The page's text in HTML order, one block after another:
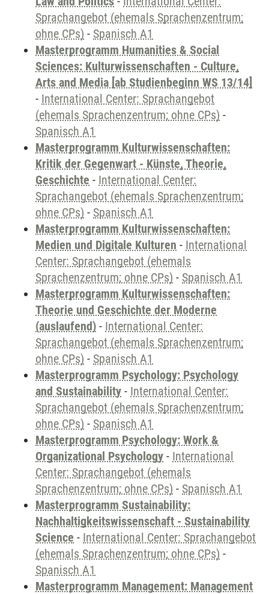
Sprachangebot (ehemals Sprachenzentrum;
ohne CPs) - Spanisch A1
Masterprogramm Humanities & Social
Sciences: Kulturwissenschaften - Culture,
Arts and Media [ab Studienbeginn WS 13/14]
- International Center: Sprachangebot
(ehemals Sprachenzentrum; ohne CPs) -
Spanisch A1
Masterprogramm Kulturwissenschaften:
Kritik der Gegenwart - Künste, Theorie,
Geschichte - International Center:
Sprachangebot (ehemals Sprachenzentrum;
ohne CPs) - Spanisch A1
Masterprogramm Kulturwissenschaften:
Medien und Digitale Kulturen - International
Center: Sprachangebot (ehemals
Sprachenzentrum; ohne CPs) - Spanisch A1
Masterprogramm Kulturwissenschaften:
Theorie und Geschichte der Moderne
(auslaufend) - International Center:
Sprachangebot (ehemals Sprachenzentrum;
ohne CPs) - Spanisch A1
Masterprogramm Psychology: Psychology
and Sustainability - International Center:
Sprachangebot (ehemals Sprachenzentrum;
ohne CPs) - Spanisch A1
Masterprogramm Psychology: Work &
Organizational Psychology - International
Center: Sprachangebot (ehemals
Sprachenzentrum; ohne CPs) - Spanisch A1
Masterprogramm Sustainability:
Nachhaltigkeitswissenschaft - Sustainability
Science - International Center: Sprachangebot
(ehemals Sprachenzentrum; ohne CPs) -
Spanisch A1
Masterprogramm Management: Management